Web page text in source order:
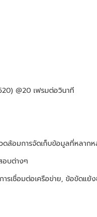
@20 เฟรมต่อวินาที
ดล้อมการจัดเก็บข้อมูลที่หลากห
อบต่างๆ
เชื่อมต่อเครือข่าย, ข้อขัดแย้